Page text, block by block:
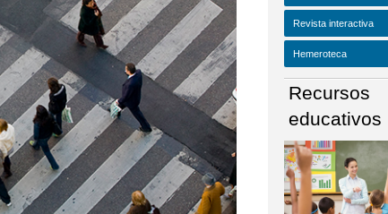
Revista interactiva
Hemeroteca
Recursos
educativos